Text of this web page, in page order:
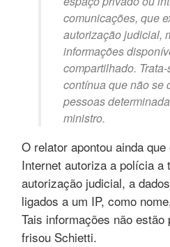
comunicações, que
autorização judicial,
informações
compartilhado.
contínua que não se
pessoas
ministro.
O relator apontou ainda
Internet autoriza a polícia a
autorização judicial, a
ligados a um IP, como
Tais informações não
frisou Schietti.